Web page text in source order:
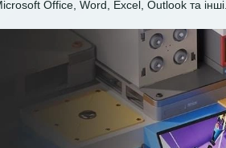
Office, Word, Excel, Outlook та інші.